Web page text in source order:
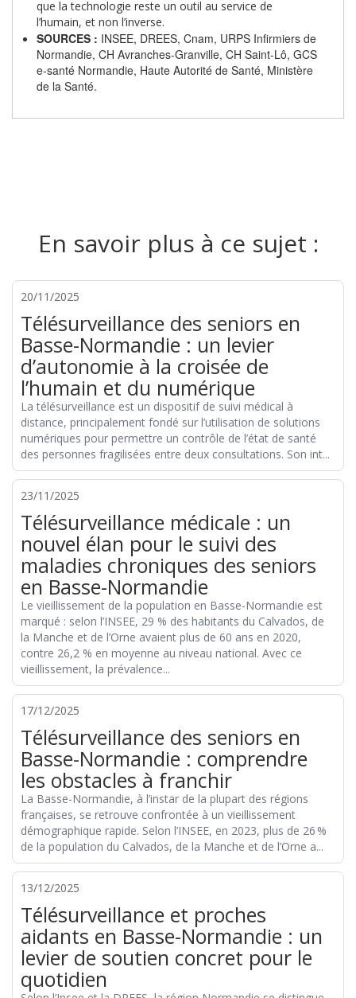
que la technologie reste un outil au service de
l’humain, et non l’inverse.
SOURCES : INSEE, DREES, Cnam, URPS Infirmiers de
Normandie, CH Avranches-Granville, CH Saint-Lô, GCS
e-santé Normandie, Haute Autorité de Santé, Ministère
de la Santé.
En savoir plus à ce sujet :
20/11/2025
Télésurveillance des seniors en
Basse-Normandie : un levier
d’autonomie à la croisée de
l’humain et du numérique
La télésurveillance est un dispositif de suivi médical à
distance, principalement fondé sur l’utilisation de solutions
numériques pour permettre un contrôle de l’état de santé
des personnes fragilisées entre deux consultations. Son int...
23/11/2025
Télésurveillance médicale : un
nouvel élan pour le suivi des
maladies chroniques des seniors
en Basse-Normandie
Le vieillissement de la population en Basse-Normandie est
marqué : selon l’INSEE, 29 % des habitants du Calvados, de
la Manche et de l’Orne avaient plus de 60 ans en 2020,
contre 26,2 % en moyenne au niveau national. Avec ce
vieillissement, la prévalence...
17/12/2025
Télésurveillance des seniors en
Basse-Normandie : comprendre
les obstacles à franchir
La Basse-Normandie, à l’instar de la plupart des régions
françaises, se retrouve confrontée à un vieillissement
démographique rapide. Selon l’INSEE, en 2023, plus de 26 %
de la population du Calvados, de la Manche et de l’Orne a...
13/12/2025
Télésurveillance et proches
aidants en Basse-Normandie : un
levier de soutien concret pour le
quotidien